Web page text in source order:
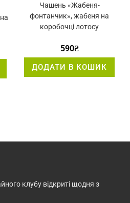
Чашень «Жабеня-
фонтанчик», жабеня на
коробочці лотосу
590₴
ДОДАТИ В КОШИК
клубу відкриті щодня з